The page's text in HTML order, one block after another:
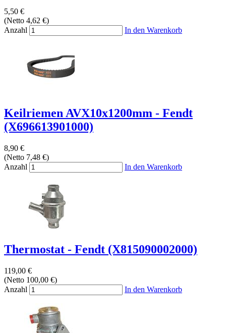
5,50 €
(Netto 4,62 €)
Anzahl
In den Warenkorb
Keilriemen AVX10x1200mm - Fendt
(X696613901000)
8,90 €
(Netto 7,48 €)
Anzahl
In den Warenkorb
Thermostat - Fendt (X815090002000)
119,00 €
(Netto 100,00 €)
Anzahl
In den Warenkorb